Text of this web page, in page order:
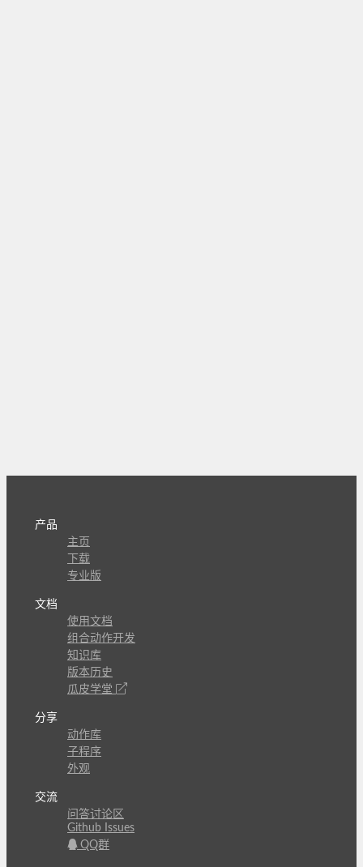
产品
主页
下载
专业版
文档
使用文档
组合动作开发
知识库
版本历史
瓜皮学堂
分享
动作库
子程序
外观
交流
问答讨论区
Github Issues
QQ群